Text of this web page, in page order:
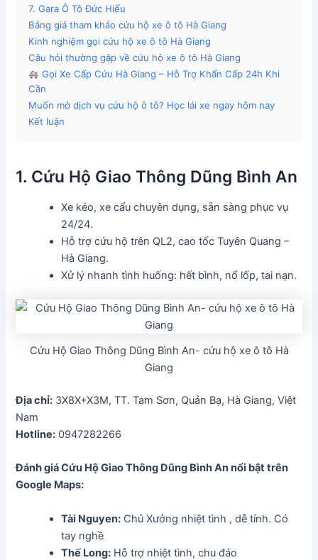
7. Gara Ô Tô Đức Hiếu
Bảng giá tham khảo cứu hộ xe ô tô Hà Giang
Kinh nghiệm gọi cứu hộ xe ô tô Hà Giang
Câu hỏi thường gặp về cứu hộ xe ô tô Hà Giang
Gọi Xe Cấp Cứu Hà Giang – Hỗ Trợ Khẩn Cấp 24h Khi
Cần
Muốn mở dịch vụ cứu hộ ô tô? Học lái xe ngay hôm nay
Kết luận
1. Cứu Hộ Giao Thông Dũng Bình An
Xe kéo, xe cẩu chuyên dụng, sẵn sàng phục vụ
24/24.
Hỗ trợ cứu hộ trên QL2, cao tốc Tuyên Quang –
Hà Giang.
Xử lý nhanh tình huống: hết bình, nổ lốp, tai nạn.
Cứu Hộ Giao Thông Dũng Bình An- cứu hộ xe ô tô Hà
Giang
Địa chỉ: 3X8X+X3M, TT. Tam Sơn, Quản Bạ, Hà Giang, Việt
Nam
Hotline: 0947282266
Đánh giá Cứu Hộ Giao Thông Dũng Bình Annổi bật trên
Google Maps:
Tài Nguyen: Chủ Xưởng nhiệt tình , dễ tính. Có
tay nghề
Thế Long: Hỗ trợ nhiệt tình, chu đáo